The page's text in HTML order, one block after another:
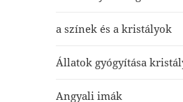
a színek és a kristályok
Állatok gyógyítása
Angyali imák